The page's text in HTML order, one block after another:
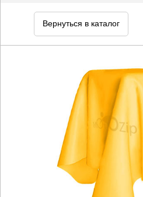
Вернуться в каталог